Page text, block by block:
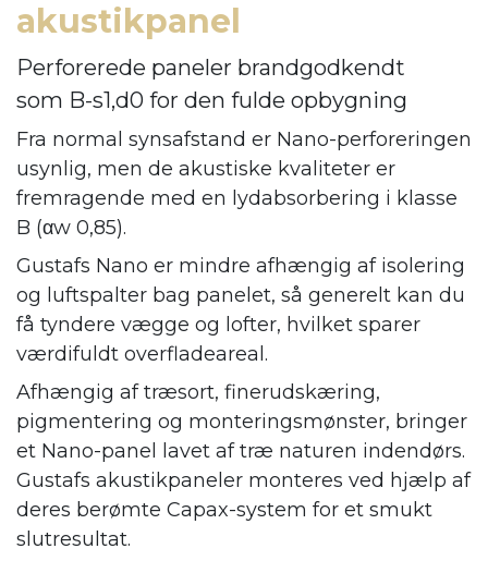
akustikpanel
Perforerede paneler brandgodkendt
som B-s1,d0 for den fulde opbygning
Fra normal synsafstand er Nano-perforeringen
usynlig, men de akustiske kvaliteter er
fremragende med en lydabsorbering i klasse
B (αw 0,85).
Gustafs Nano er mindre afhængig af isolering
og luftspalter bag panelet, så generelt kan du
få tyndere vægge og lofter, hvilket sparer
værdifuldt overfladeareal.
Afhængig af træsort, finerudskæring,
pigmentering og monteringsmønster, bringer
et Nano-panel lavet af træ naturen indendørs.
Gustafs akustikpaneler monteres ved hjælp af
deres berømte Capax-system for et smukt
slutresultat.